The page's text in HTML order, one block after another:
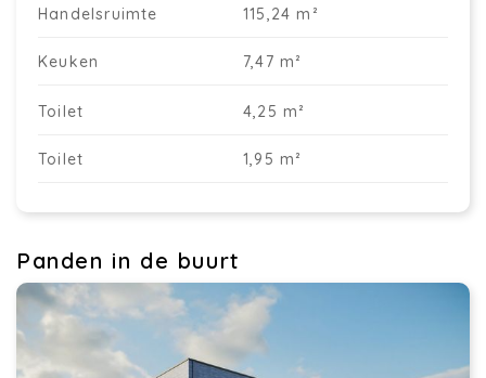
Handelsruimte 115,24 m²
Keuken 7,47 m²
Toilet 4,25 m²
Toilet 1,95 m²
Panden in de buurt